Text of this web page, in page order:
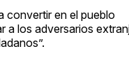
convertir en el pueblo
a los adversarios